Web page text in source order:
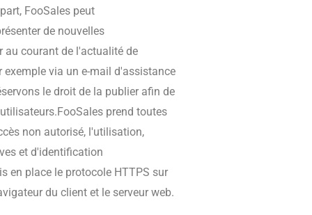
FooSales peut
de nouvelles
courant de l'actualité de
exemple via un e-mail d'assistance
le droit de la publier afin de
prend toutes
non autorisé, l'utilisation,
et d'identification
en place le protocole HTTPS sur
du client et le serveur web.